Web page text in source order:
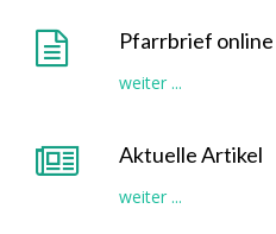
Pfarrbrief online
weiter ...
Aktuelle Artikel
weiter ...